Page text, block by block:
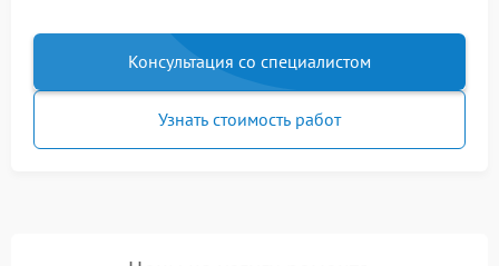
Консультация со специалистом
Узнать стоимость работ